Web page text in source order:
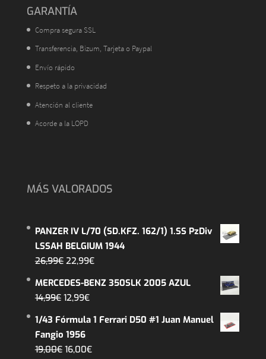
GARANTÍA
Compra segura SSL
Transferencia, Bizum, Tarjeta o Paypal
Envío rápido
Respeto a la privacidad
Atención al cliente
Acorde a la LOPD
MÁS VALORADOS
PANZER IV L/70 (SD.KFZ. 162/1) 1.SS PzDiv
LSSAH BELGIUM 1944
26,99€ El
era:
26,99€.
22,99€El
22,99€.
MERCEDES-BENZ 350SLK 2005 AZUL
14,99€ El
12,99€El
1/43 Fórmula 1 Ferrari D50 #1 Juan Manuel
Fangio 1956
19,00€ El
16,00€El